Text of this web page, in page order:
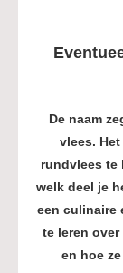
De naam
vlees.
rundvlees te
welk deel je
een culinaire
te leren
en hoe